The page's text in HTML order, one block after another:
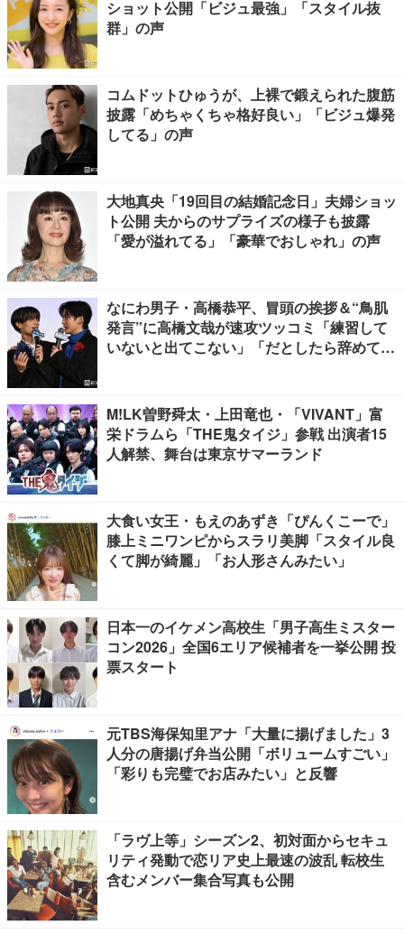
ショット公開「ビジュ最強」「スタイル抜
群」の声
コムドットひゅうが、上裸で鍛えられた腹筋
披露「めちゃくちゃ格好良い」「ビジュ爆発
してる」の声
大地真央「19回目の結婚記念日」夫婦ショッ
ト公開 夫からのサプライズの様子も披露
「愛が溢れてる」「豪華でおしゃれ」の声
なにわ男子・高橋恭平、冒頭の挨拶＆“鳥肌
発言”に高橋文哉が速攻ツッコミ「練習して
いないと出てこない」「だとしたら辞めてく
M!LK曽野舜太・上田竜也・「VIVANT」富
栄ドラムら「THE鬼タイジ」参戦 出演者15
人解禁、舞台は東京サマーランド
大食い女王・もえのあずき「ぴんくこーで」
膝上ミニワンピからスラリ美脚「スタイル良
くて脚が綺麗」「お人形さんみたい」
日本一のイケメン高校生「男子高生ミスター
コン2026」全国6エリア候補者を一挙公開 投
票スタート
元TBS海保知里アナ「大量に揚げました」3
人分の唐揚げ弁当公開「ボリュームすごい」
「彩りも完璧でお店みたい」と反響
「ラヴ上等」シーズン2、初対面からセキュ
リティ発動で恋リア史上最速の波乱 転校生
含むメンバー集合写真も公開